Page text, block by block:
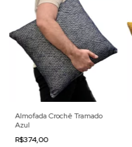
Almofada Crochê Tramado
Azul
R$374,00